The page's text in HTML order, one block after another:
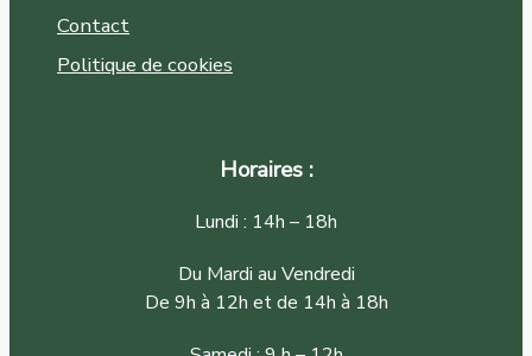
Contact
Politique de cookies
Horaires :
Lundi : 14h – 18h
Du Mardi au Vendredi
De 9h à 12h et de 14h à 18h